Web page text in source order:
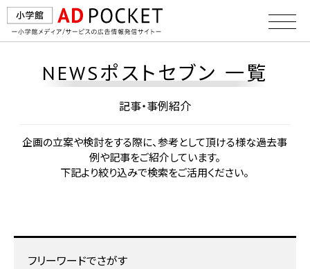
NEWSポストセブン 一覧
記事・事例紹介
企画の⽴案や検討をする際に、参考として頂ける様な過去事
例や記事をご紹介しています。
下記より絞り込みで検索をご活⽤ください。
フリーワードでさがす